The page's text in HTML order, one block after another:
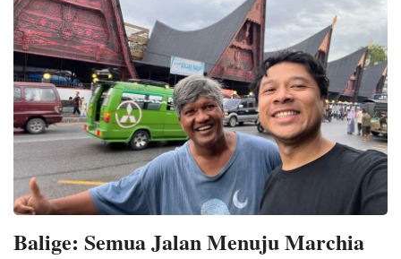
Balige: Semua Jalan Menuju Marchia